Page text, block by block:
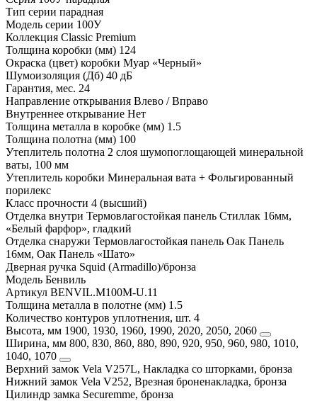
Тип серии парадная
Модель серии 100У
Коллекция Classic Premium
Толщина коробки (мм) 124
Окраска (цвет) коробки Муар «Черный»
Шумоизоляция (Дб) 40 дБ
Гарантия, мес. 24
Направление открывания Влево / Вправо
Внутреннее открывание Нет
Толщина металла в коробке (мм) 1.5
Толщина полотна (мм) 100
Утеплитель полотна 2 слоя шумопоглощающей минеральной
ваты, 100 мм
Утеплитель коробки Минеральная вата + Фольгированный
порилекс
Класс прочности 4 (высший)
Отделка внутри Термовлагостойкая панель Стиллак 16мм,
«Белый фарфор», гладкий
Отделка снаружи Термовлагостойкая панель Оак Панель
16мм, Оак Панель «Шато»
Дверная ручка Squid (Armadillo)/бронза
Модель Бенвиль
Артикул BENVIL.M100M-U.11
Толщина металла в полотне (мм) 1.5
Количество контуров уплотнения, шт. 4
Высота, мм 1900, 1930, 1960, 1990, 2020, 2050, 2060
Ширина, мм 800, 830, 860, 880, 890, 920, 950, 960, 980, 1010,
1040, 1070
Верхний замок Vela V257L, Накладка со шторками, бронза
Нижний замок Vela V252, Врезная броненакладка, бронза
Цилиндр замка Securemme, бронза